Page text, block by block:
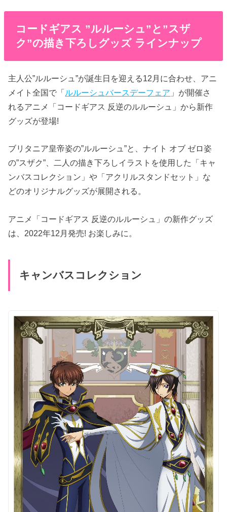
コードギアス ”ルルーシュ”と”スザ
ク”の描き下ろしグッズ ラインナップ
主人公”ルルーシュ”が誕生日を迎える12月に合わせ、アニ
メイト全国で「ルルーシュバースデーフェア 」が開催さ
れるアニメ「コードギアス 反逆のルルーシュ」から新作
グッズが登場!
ブリタニア皇帝姿の”ルルーシュ”と、ナイト オブ ゼロ姿
の”スザク”、二人の描き下ろしイラストを使用した「キャ
ンバスコレクション」や「アクリルスタンドセット」な
どのオリジナルグッズが展開される。
アニメ「コードギアス 反逆のルルーシュ」の新作グッズ
は、2022年12月発売! お楽しみに。
キャンバスコレクション